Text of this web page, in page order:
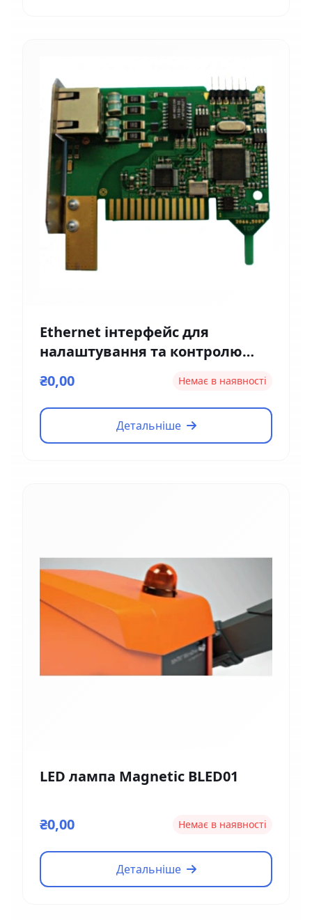
Ethernet інтерфейс для
налаштування та контролю
₴0,00 Немає в наявності
Детальніше
LED лампа Magnetic BLED01
₴0,00 Немає в наявності
Детальніше